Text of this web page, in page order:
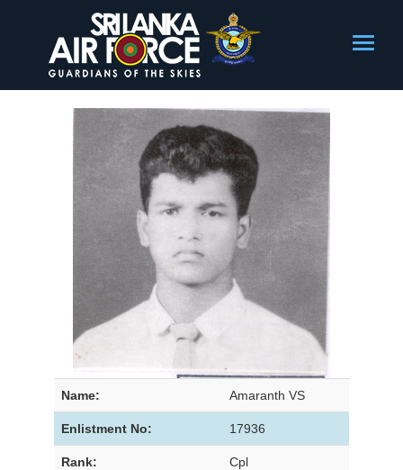
Name: Amaranth VS
Enlistment No: 17936
Rank: Cpl